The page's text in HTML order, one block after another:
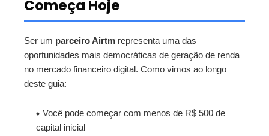
Começa Hoje
Ser um parceiro Airtm representa uma das
oportunidades mais democráticas de geração de renda
no mercado financeiro digital. Como vimos ao longo
deste guia:
Você pode começar com menos de R$ 500 de
capital inicial